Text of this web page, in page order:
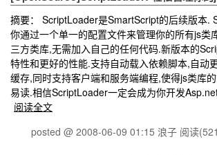
摘要： ScriptLoader是SmartScript的后续版本.
你通过一个单一的配置文件来管理你的所有js类
三方类库,无需加入自己的任何代码.新版本的
特性和更好的性能.支持自动载入依赖脚本,自动
缓存,同时支持客户端和服务端编程,使得js类库
易读.相信ScriptLoader一定会成为你开发
阅读全文
posted @ 2008-06-09 01:15 浪子 阅读